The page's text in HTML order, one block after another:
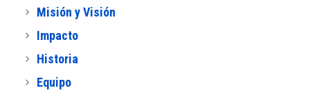
Misión y Visión
Impacto
Historia
Equipo